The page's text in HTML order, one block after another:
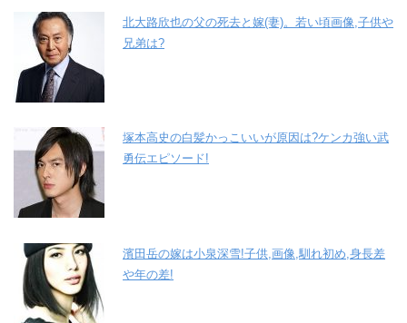
北大路欣也の父の死去と嫁(妻)。若い頃画像,子供や
兄弟は?
塚本高史の白髪かっこいいが原因は?ケンカ強い武
勇伝エピソード!
濱田岳の嫁は小泉深雪!子供,画像,馴れ初め,身長差
や年の差!